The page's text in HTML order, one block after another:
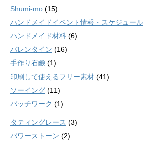
Shumi-mo (15)
ハンドメイドイベント情報・スケジュール
ハンドメイド材料 (6)
バレンタイン (16)
手作り石鹸 (1)
印刷して使えるフリー素材 (41)
ソーイング (11)
パッチワーク (1)
タティングレース (3)
パワーストーン (2)